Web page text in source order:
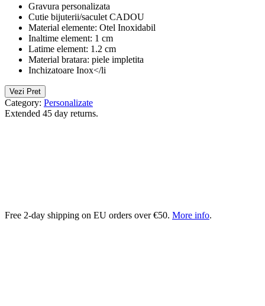
Gravura personalizata
Cutie bijuterii/saculet CADOU
Material elemente: Otel Inoxidabil
Inaltime element: 1 cm
Latime element: 1.2 cm
Material bratara: piele impletita
Inchizatoare Inox</li
Vezi Pret
Category: Personalizate
Extended 45 day returns.
Free 2-day shipping on EU orders over €50. More info.